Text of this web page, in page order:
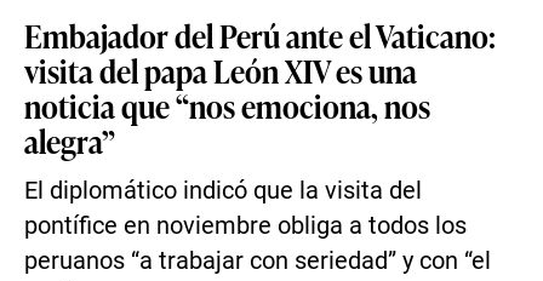
Embajador del Perú ante el Vaticano:
visita del papa León XIV es una
noticia que “nos emociona, nos
alegra”
El diplomático indicó que la visita del
pontífice en noviembre obliga a todos los
peruanos “a trabajar con seriedad” y con “el